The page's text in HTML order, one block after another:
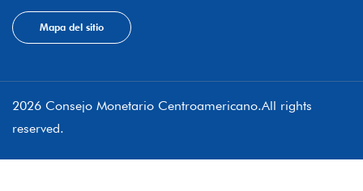
Mapa del sitio
2026 Consejo Monetario Centroamericano.All rights
reserved.